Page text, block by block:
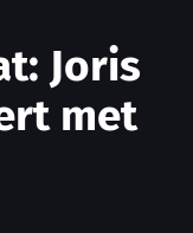
Joris
met